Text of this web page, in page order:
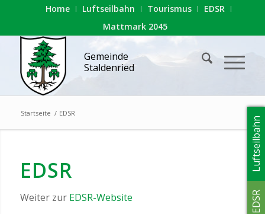
Home Luftseilbahn Tourismus
EDSR
Mattmark 2045
Gemeinde
Staldenried
Startseite / EDSR
EDSR
Weiter zur EDSR-Website EDSR
Luftseilbahn